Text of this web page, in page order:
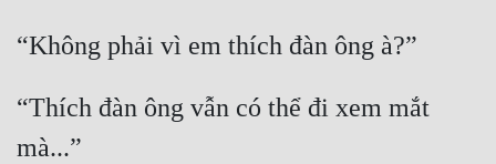
“Không phải vì em thích đàn ông à?”
“Thích đàn ông vẫn có thể đi xem mắt
mà...”